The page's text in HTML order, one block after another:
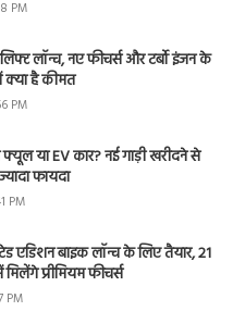
PM
लॉन्च, नए फीचर्स और टर्बो इंजन के
क्या है कीमत
PM
या EV कार? नई गाड़ी खरीदने से
फायदा
PM
एडिशन बाइक लॉन्च के लिए तैयार, 21
प्रीमियम फीचर्स
PM